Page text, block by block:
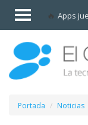
Apps
Invitado
Iniciar
sesión /
Registrarse
Esenciales
Móviles
Portada Noticias